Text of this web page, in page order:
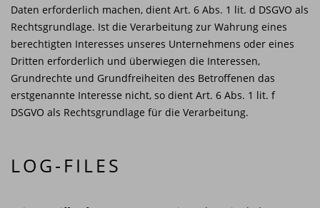
Daten erforderlich machen, dient Art. 6 Abs. 1 lit. d DSGVO als
Rechtsgrundlage. Ist die Verarbeitung zur Wahrung eines
berechtigten Interesses unseres Unternehmens oder eines
Dritten erforderlich und überwiegen die Interessen,
Grundrechte und Grundfreiheiten des Betroffenen das
erstgenannte Interesse nicht, so dient Art. 6 Abs. 1 lit. f
DSGVO als Rechtsgrundlage für die Verarbeitung.
LOG-FILES